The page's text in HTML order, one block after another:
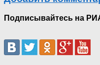
Подписывайтесь на